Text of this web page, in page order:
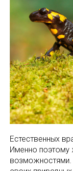
Естественных
Именно поэтому
возможностями.